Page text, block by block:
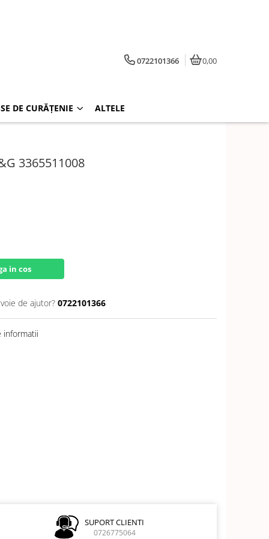
0722101366 0,00
DE CURĂȚENIE ALTELE
3365511008
in cos
de ajutor? 0722101366
informatii
SUPORT CLIENTI
0726775064